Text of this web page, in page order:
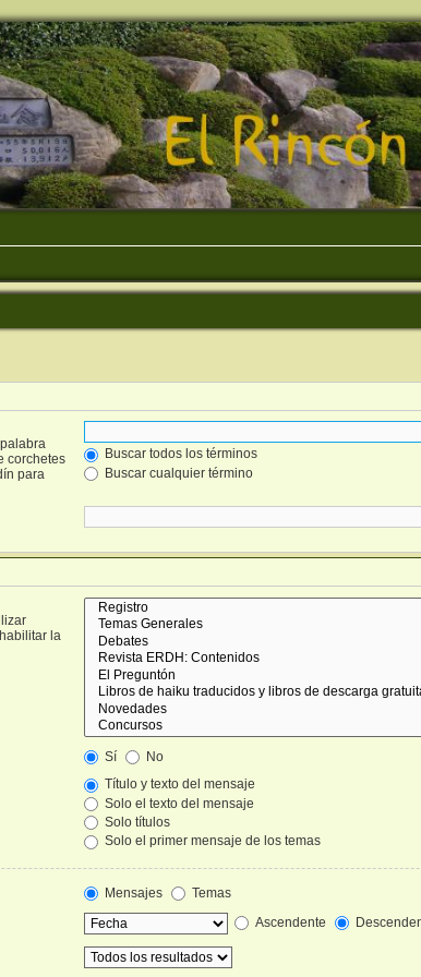
corchetes
para
Buscar todos los términos
Buscar cualquier término
la
Sí
No
Título y texto del mensaje
Solo el texto del mensaje
Solo títulos
Solo el primer mensaje de los temas
Mensajes
Temas
Ascendente